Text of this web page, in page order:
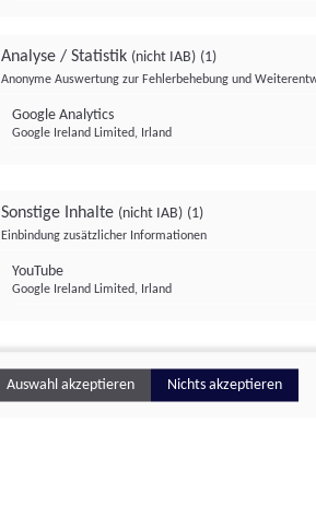
Analyse / Statistik (nicht IAB) (1)
Anonyme Auswertung zur Fehlerbehebung und
Google Analytics
Google Ireland Limited, Irland
Sonstige Inhalte (nicht IAB) (1)
Einbindung zusätzlicher Informationen
YouTube
Google Ireland Limited, Irland
Auswahl akzeptieren Nichts akzeptieren